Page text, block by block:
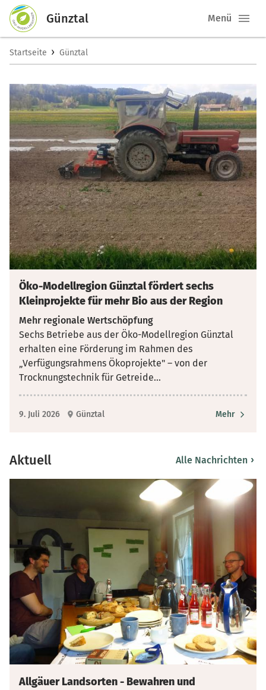
Günztal Menü
Startseite › Günztal
Öko-Modellregion Günztal fördert sechs
Kleinprojekte für mehr Bio aus der Region
Mehr regionale Wertschöpfung
Sechs Betriebe aus der Öko-Modellregion Günztal
erhalten eine Förderung im Rahmen des
„Verfügungsrahmens Ökoprojekte" – von der
Trocknungstechnik für Getreide...
9. Juli 2026 Günztal Mehr
Aktuell Alle Nachrichten ›
Allgäuer Landsorten - Bewahren und